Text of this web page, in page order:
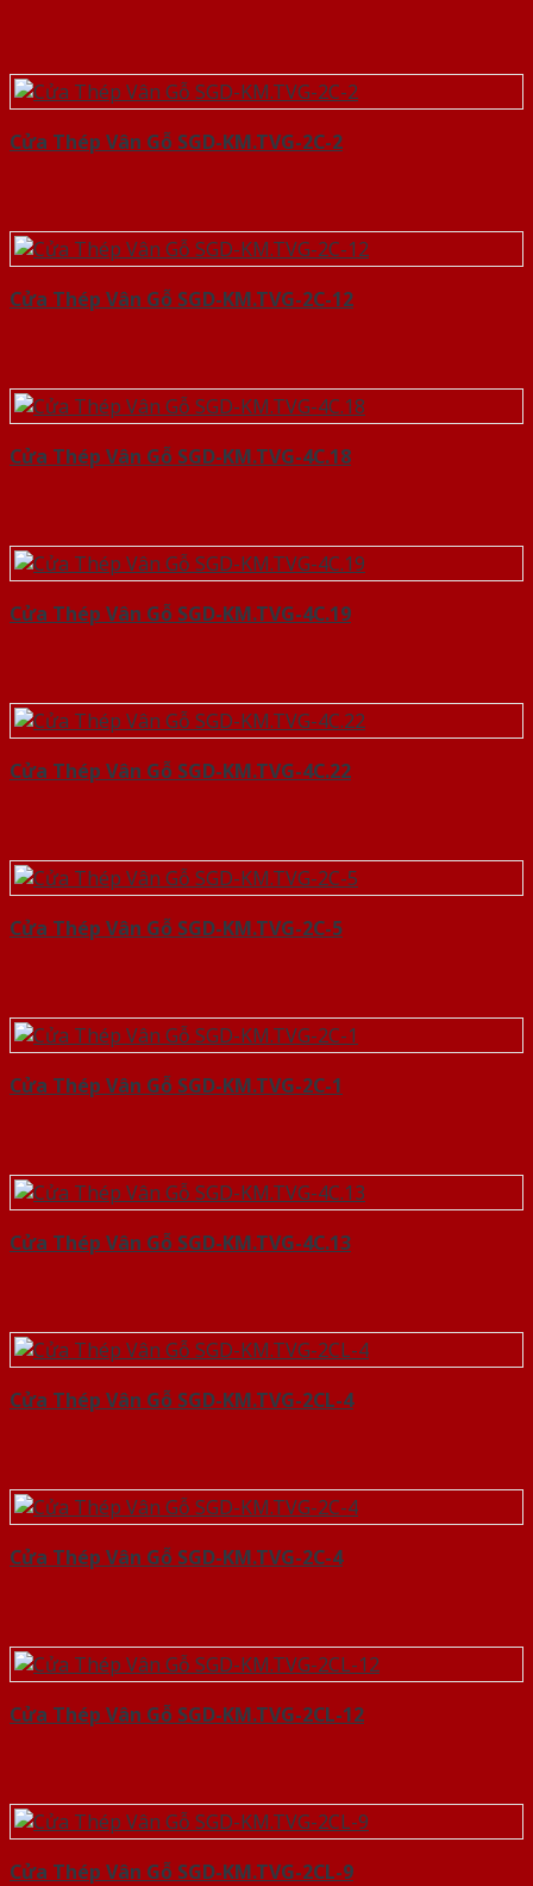
Cửa Thép Vân Gỗ SGD-KM.TVG-2C-2
Cửa Thép Vân Gỗ SGD-KM.TVG-2C-12
Cửa Thép Vân Gỗ SGD-KM.TVG-4C.18
Cửa Thép Vân Gỗ SGD-KM.TVG-4C.19
Cửa Thép Vân Gỗ SGD-KM.TVG-4C.22
Cửa Thép Vân Gỗ SGD-KM.TVG-2C-5
Cửa Thép Vân Gỗ SGD-KM.TVG-2C-1
Cửa Thép Vân Gỗ SGD-KM.TVG-4C.13
Cửa Thép Vân Gỗ SGD-KM.TVG-2CL-4
Cửa Thép Vân Gỗ SGD-KM.TVG-2C-4
Cửa Thép Vân Gỗ SGD-KM.TVG-2CL-12
Cửa Thép Vân Gỗ SGD-KM.TVG-2CL-9